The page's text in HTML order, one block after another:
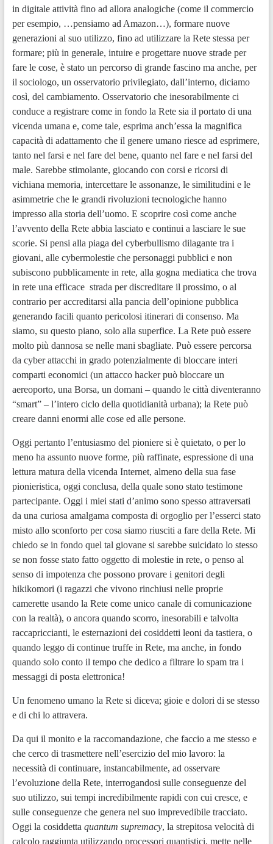
in digitale attività fino ad allora analogiche (come il commercio
per esempio, …pensiamo ad Amazon…), formare nuove
generazioni al suo utilizzo, fino ad utilizzare la Rete stessa per
formare; più in generale, intuire e progettare nuove strade per
fare le cose, è stato un percorso di grande fascino ma anche, per
il sociologo, un osservatorio privilegiato, dall’interno, diciamo
così, del cambiamento. Osservatorio che inesorabilmente ci
conduce a registrare come in fondo la Rete sia il portato di una
vicenda umana e, come tale, esprima anch’essa la magnifica
capacità di adattamento che il genere umano riesce ad esprimere,
tanto nel farsi e nel fare del bene, quanto nel fare e nel farsi del
male. Sarebbe stimolante, giocando con corsi e ricorsi di
vichiana memoria, intercettare le assonanze, le similitudini e le
asimmetrie che le grandi rivoluzioni tecnologiche hanno
impresso alla storia dell’uomo. E scoprire così come anche
l’avvento della Rete abbia lasciato e continui a lasciare le sue
scorie. Si pensi alla piaga del cyberbullismo dilagante tra i
giovani, alle cybermolestie che personaggi pubblici e non
subiscono pubblicamente in rete, alla gogna mediatica che trova
in rete una efficace strada per discreditare il prossimo, o al
contrario per accreditarsi alla pancia dell’opinione pubblica
generando facili quanto pericolosi itinerari di consenso. Ma
siamo, su questo piano, solo alla superfice. La Rete può essere
molto più dannosa se nelle mani sbagliate. Può essere percorsa
da cyber attacchi in grado potenzialmente di bloccare interi
comparti economici (un attacco hacker può bloccare un
aereoporto, una Borsa, un domani – quando le città diventeranno
“smart” – l’intero ciclo della quotidianità urbana); la Rete può
creare danni enormi alle cose ed alle persone.
Oggi pertanto l’entusiasmo del pioniere si è quietato, o per lo
meno ha assunto nuove forme, più raffinate, espressione di una
lettura matura della vicenda Internet, almeno della sua fase
pionieristica, oggi conclusa, della quale sono stato testimone
partecipante. Oggi i miei stati d’animo sono spesso attraversati
da una curiosa amalgama composta di orgoglio per l’esserci stato
misto allo sconforto per cosa siamo riusciti a fare della Rete. Mi
chiedo se in fondo quel tal giovane si sarebbe suicidato lo stesso
se non fosse stato fatto oggetto di molestie in rete, o penso al
senso di impotenza che possono provare i genitori degli
hikikomori (i ragazzi che vivono rinchiusi nelle proprie
camerette usando la Rete come unico canale di comunicazione
con la realtà), o ancora quando scorro, inesorabili e talvolta
raccapriccianti, le esternazioni dei cosiddetti leoni da tastiera, o
quando leggo di continue truffe in Rete, ma anche, in fondo
quando solo conto il tempo che dedico a filtrare lo spam tra i
messaggi di posta elettronica!
Un fenomeno umano la Rete si diceva; gioie e dolori di se stesso
e di chi lo attravera.
Da qui il monito e la raccomandazione, che faccio a me stesso e
che cerco di trasmettere nell’esercizio del mio lavoro: la
necessità di continuare, instancabilmente, ad osservare
l’evoluzione della Rete, interrogandosi sulle conseguenze del
suo utilizzo, sui tempi incredibilmente rapidi con cui cresce, e
sulle conseguenze che genera nel suo imprevedibile tracciato.
Oggi la cosiddetta quantum supremacy, la strepitosa velocità di
calcolo raggiunta utilizzando processori quantistici, mette nelle